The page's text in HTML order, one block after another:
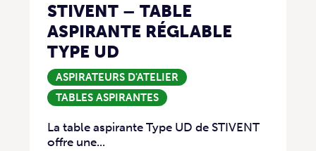
STIVENT – TABLE
ASPIRANTE RÉGLABLE
TYPE UD
ASPIRATEURS D'ATELIER
TABLES ASPIRANTES
La table aspirante Type UD de STIVENT
offre une...